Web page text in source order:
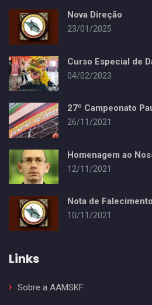
Nova Direção
23/01/2025
Curso Especial de
04/02/2023
27º Campeonato
26/11/2021
Homenagem ao
12/11/2021
Nota de Falecimento
10/11/2021
Links
Sobre a AAMSKF